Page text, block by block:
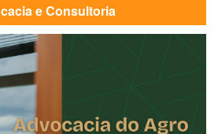
e Consultoria